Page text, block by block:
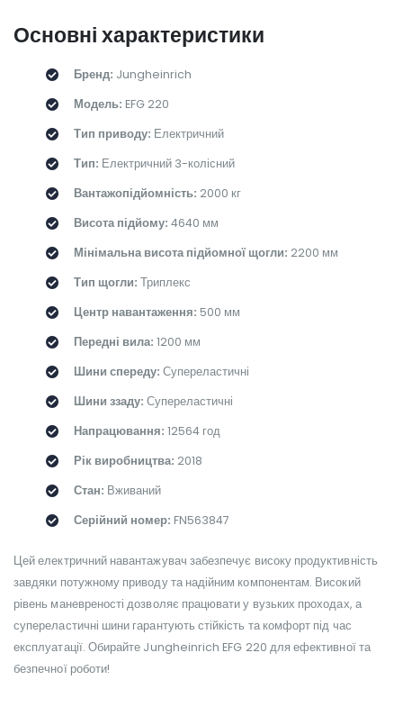
Основні характеристики
Бренд: Jungheinrich
Модель: EFG 220
Тип приводу: Електричний
Тип: Електричний 3-колісний
Вантажопідйомність: 2000 кг
Висота підйому: 4640 мм
Мінімальна висота підйомної щогли: 2200 мм
Тип щогли: Триплекс
Центр навантаження: 500 мм
Передні вила: 1200 мм
Шини спереду: Супереластичні
Шини ззаду: Супереластичні
Напрацювання: 12564 год
Рік виробництва: 2018
Стан: Вживаний
Серійний номер: FN563847
Цей електричний навантажувач забезпечує високу продуктивність
завдяки потужному приводу та надійним компонентам. Високий
рівень маневреності дозволяє працювати у вузьких проходах, а
супереластичні шини гарантують стійкість та комфорт під час
експлуатації. Обирайте Jungheinrich EFG 220 для ефективної та
безпечної роботи!